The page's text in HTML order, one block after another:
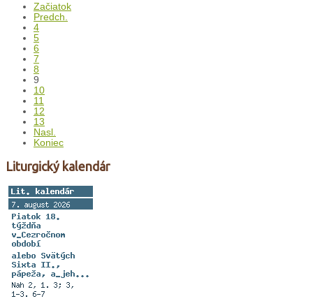
Začiatok
Predch.
4
5
6
7
8
9
10
11
12
13
Nasl.
Koniec
Liturgický kalendár